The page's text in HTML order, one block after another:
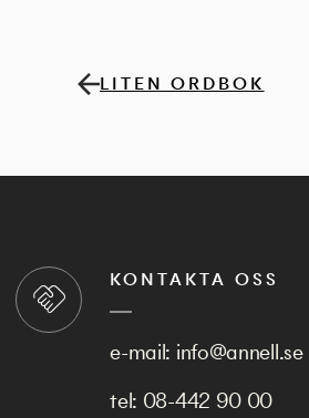
LITEN ORDBOK
KONTAKTA OSS
e-mail: info@annell.se
tel: 08-442 90 00